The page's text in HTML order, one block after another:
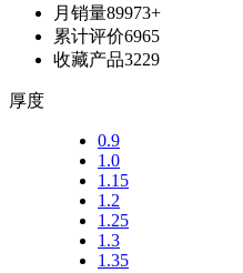
月销量89973+
累计评价6965
收藏产品3229
厚度
0.9
1.0
1.15
1.2
1.25
1.3
1.35